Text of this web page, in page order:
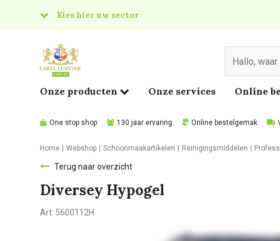
Kies hier uw sector
Food
Onze producten Onze services Online
One stop shop 130 jaar ervaring Online bestelgemak
Home Webshop Schoonmaakartikelen Reinigingsmiddelen
Terug naar overzicht
Diversey Hypogel
Art: 5600112H